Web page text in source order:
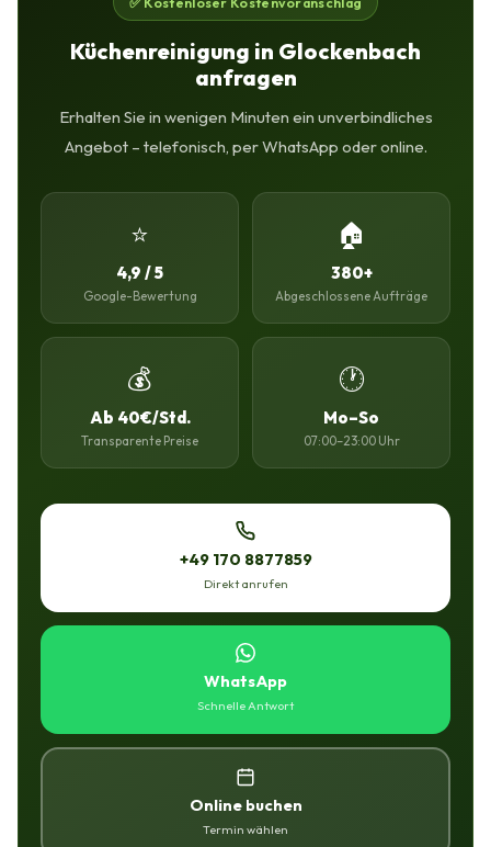
Küchenreinigung in Glockenbach
anfragen
Erhalten Sie in wenigen Minuten ein unverbindliches
Angebot – telefonisch, per WhatsApp oder online.
⭐
4,9 / 5
Google-Bewertung
🏠
380+
Abgeschlossene Aufträge
💰
Ab 40€/Std.
Transparente Preise
🕐
Mo–So
07:00–23:00 Uhr
+49 170 8877859
Direkt anrufen
WhatsApp
Schnelle Antwort
Online buchen
Termin wählen